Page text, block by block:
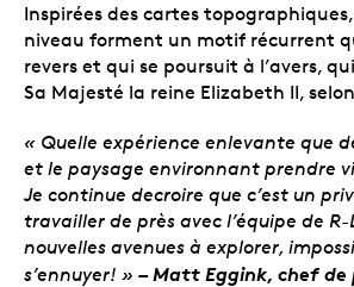
Inspirées des cartes
niveau forment un motif récurrent
revers et qui se poursuit à l’avers,
Sa Majesté la reine Elizabeth II,
« Quelle expérience enlevante que
et le paysage environnant prendre
Je continue decroire que c’est un
travailler de près avec l’équipe de
nouvelles avenues à explorer,
s’ennuyer! » – Matt Eggink, chef de